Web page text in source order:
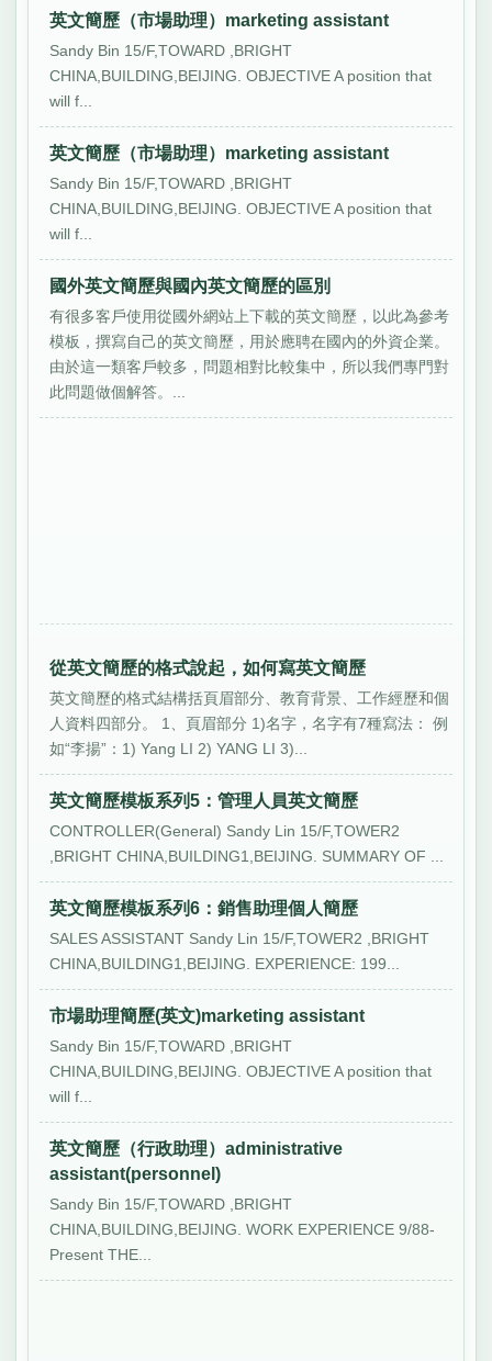
英文簡歷（市場助理）marketing assistant
Sandy Bin 15/F,TOWARD ,BRIGHT
CHINA,BUILDING,BEIJING. OBJECTIVE A position that
will f...
英文簡歷（市場助理）marketing assistant
Sandy Bin 15/F,TOWARD ,BRIGHT
CHINA,BUILDING,BEIJING. OBJECTIVE A position that
will f...
國外英文簡歷與國內英文簡歷的區別
有很多客戶使用從國外網站上下載的英文簡歷，以此為參考
模板，撰寫自己的英文簡歷，用於應聘在國內的外資企業。
由於這一類客戶較多，問題相對比較集中，所以我們專門對
此問題做個解答。...
從英文簡歷的格式說起，如何寫英文簡歷
英文簡歷的格式結構括頁眉部分、教育背景、工作經歷和個
人資料四部分。 1、頁眉部分 1)名字，名字有7種寫法： 例
如“李揚”：1) Yang LI 2) YANG LI 3)...
英文簡歷模板系列5：管理人員英文簡歷
CONTROLLER(General) Sandy Lin 15/F,TOWER2
,BRIGHT CHINA,BUILDING1,BEIJING. SUMMARY OF ...
英文簡歷模板系列6：銷售助理個人簡歷
SALES ASSISTANT Sandy Lin 15/F,TOWER2 ,BRIGHT
CHINA,BUILDING1,BEIJING. EXPERIENCE: 199...
市場助理簡歷(英文)marketing assistant
Sandy Bin 15/F,TOWARD ,BRIGHT
CHINA,BUILDING,BEIJING. OBJECTIVE A position that
will f...
英文簡歷（行政助理）administrative
assistant(personnel)
Sandy Bin 15/F,TOWARD ,BRIGHT
CHINA,BUILDING,BEIJING. WORK EXPERIENCE 9/88-
Present THE...